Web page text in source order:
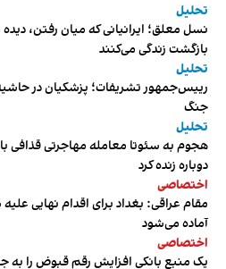
تحلیل
نسل معلق؛ ایرانیانی که میان رفتن،
بازگشت زندگی می‌کنند
تحلیل
رییس‌جمهور تشریفات؛ پزشکیان در
جنگ
تحلیل
هجوم به سئوتا معامله مهاجرتی قذافی با
دوباره زنده کرد
اختصاصی
مقام عراقی: بغداد برای اقدام نهایی
آماده می‌شود
اختصاصی
یک منبع بانکی افزایش رقم قبوض را به